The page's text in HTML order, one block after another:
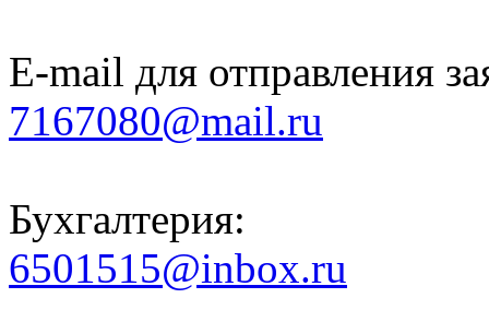
E-mail для отправления
7167080@mail.ru
Бухгалтерия:
6501515@inbox.ru